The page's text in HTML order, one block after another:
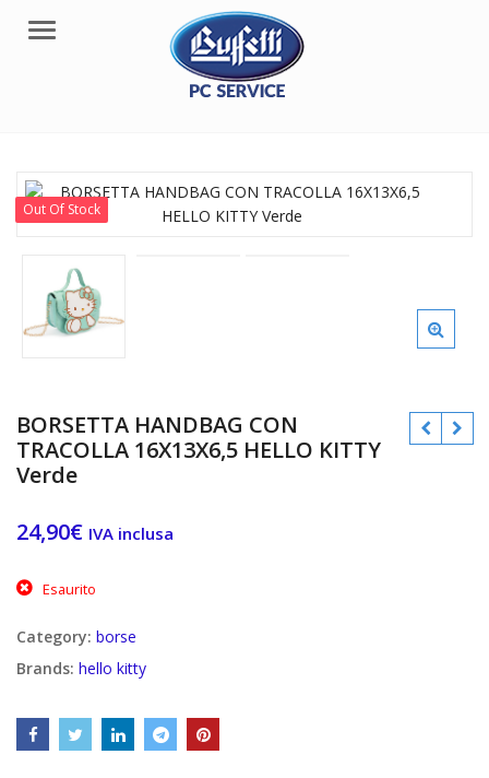
Menu
Out Of Stock
BORSETTA HANDBAG CON
TRACOLLA 16X13X6,5 HELLO KITTY
Verde
24,90€ IVA inclusa
Esaurito
Category: borse
Brands: hello kitty